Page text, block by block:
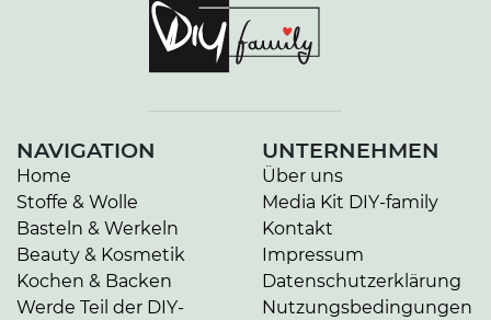
NAVIGATION
Home
Stoffe & Wolle
Basteln & Werkeln
Beauty & Kosmetik
Kochen & Backen
Werde Teil der DIY-
UNTERNEHMEN
Über uns
Media Kit DIY-family
Kontakt
Impressum
Da­ten­schutz­er­klä­rung
Nut­zungs­be­din­gun­gen